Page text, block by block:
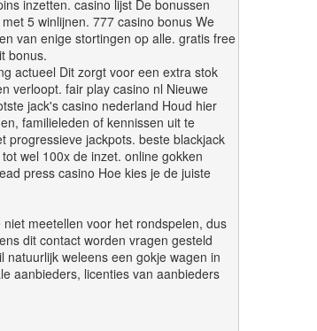
inzetten. casino lijst De bonussen
5 winlijnen. 777 casino bonus We
van enige stortingen op alle. gratis free
bonus.
actueel Dit zorgt voor een extra stok
verloopt. fair play casino nl Nieuwe
jack's casino nederland Houd hier
familieleden of kennissen uit te
progressieve jackpots. beste blackjack
wel 100x de inzet. online gokken
press casino Hoe kies je de juiste
meetellen voor het rondspelen, dus
dit contact worden vragen gesteld
weleens een gokje wagen in
aanbieders, licenties van aanbieders